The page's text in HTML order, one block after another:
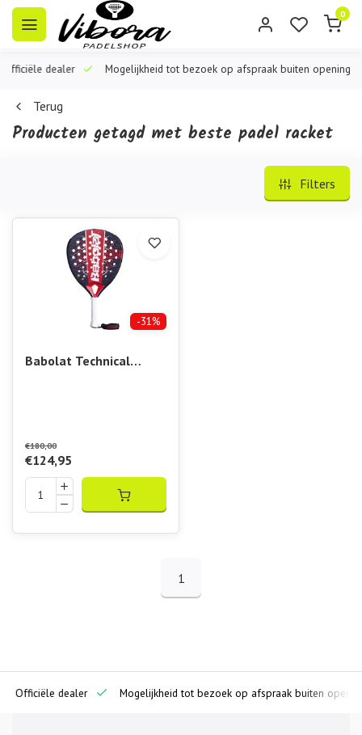
0
dealer Mogelijkheid tot bezoek op afspraak buiten openingstijden
Terug
Producten getagd met beste padel racket
Filters
-31%
Babolat Technical
€180,00
€124,95
1
dealer Mogelijkheid tot bezoek op afspraak buiten openingstijden